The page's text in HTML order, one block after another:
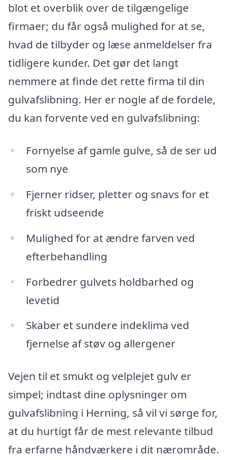
blot et overblik over de tilgængelige
firmaer; du får også mulighed for at se,
hvad de tilbyder og læse anmeldelser fra
tidligere kunder. Det gør det langt
nemmere at finde det rette firma til din
gulvafslibning. Her er nogle af de fordele,
du kan forvente ved en gulvafslibning:
Fornyelse af gamle gulve, så de ser ud
som nye
Fjerner ridser, pletter og snavs for et
friskt udseende
Mulighed for at ændre farven ved
efterbehandling
Forbedrer gulvets holdbarhed og
levetid
Skaber et sundere indeklima ved
fjernelse af støv og allergener
Vejen til et smukt og velplejet gulv er
simpel; indtast dine oplysninger om
gulvafslibning i Herning, så vil vi sørge for,
at du hurtigt får de mest relevante tilbud
fra erfarne håndværkere i dit nærområde.